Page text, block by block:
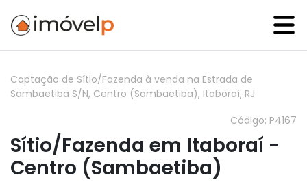
Captação de Sítio/Fazenda à venda na Estrada de
Sambaetiba S/N, Centro (Sambaetiba), Itaboraí, RJ
Código: P4167
Sítio/Fazenda em Itaboraí -
Centro (Sambaetiba)